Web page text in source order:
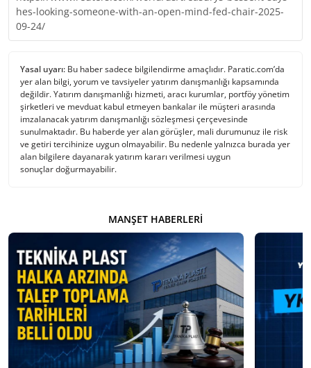
hes-looking-someone-with-an-open-mind-fed-chair-2025-
09-24/
Yasal uyarı: Bu haber sadece bilgilendirme amaçlıdır. Paratic.com’da
yer alan bilgi, yorum ve tavsiyeler yatırım danışmanlığı kapsamında
değildir. Yatırım danışmanlığı hizmeti, aracı kurumlar, portföy yönetim
şirketleri ve mevduat kabul etmeyen bankalar ile müşteri arasında
imzalanacak yatırım danışmanlığı sözleşmesi çerçevesinde
sunulmaktadır. Bu haberde yer alan görüşler, mali durumunuz ile risk
ve getiri tercihinize uygun olmayabilir. Bu nedenle yalnızca burada yer
alan bilgilere dayanarak yatırım kararı verilmesi uygun
sonuçlar doğurmayabilir.
MANŞET HABERLERI